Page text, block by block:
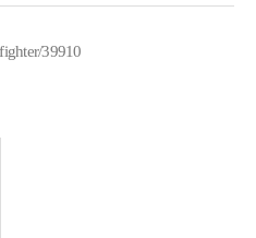
장 수요와 공급의 가격탄력
의 가격탄력성과 총수입
39910